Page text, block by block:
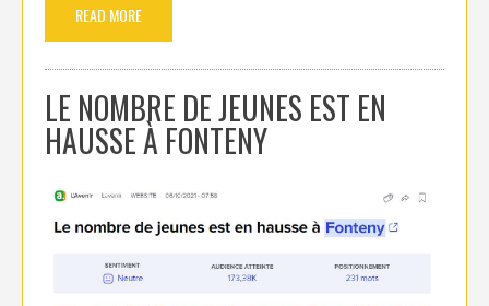
READ MORE
LE NOMBRE DE JEUNES EST EN
HAUSSE À FONTENY